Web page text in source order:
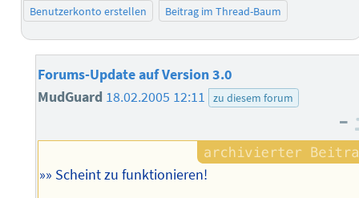
Benutzerkonto erstellen Beitrag im Thread-Baum
Forums-Update auf Version 3.0
MudGuard 18.02.2005 12:11 zu diesem forum
–
»» Scheint zu funktionieren!